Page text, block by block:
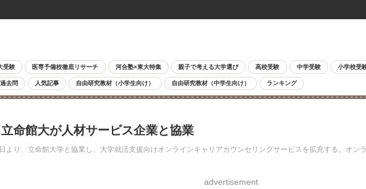
受験 医専予備校徹底リサーチ 河合塾×東大特集 親子で考える大学選び 高校受験 中学受験 小学校受
去問 人気記事 自由研究教材（小学生向け） 自由研究教材（中学生向け） ランキング
命館大が人材サービス企業と協業
り、立命館大学と協業し、大学就活支援向けオンラインキャリアカウンセリングサービスを拡充する。オ
advertisement